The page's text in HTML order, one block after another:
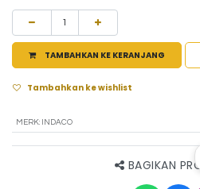
TAMBAHKAN KE KERANJANG
Tambahkan ke wishlist
MERK: INDACO
BAGIKAN